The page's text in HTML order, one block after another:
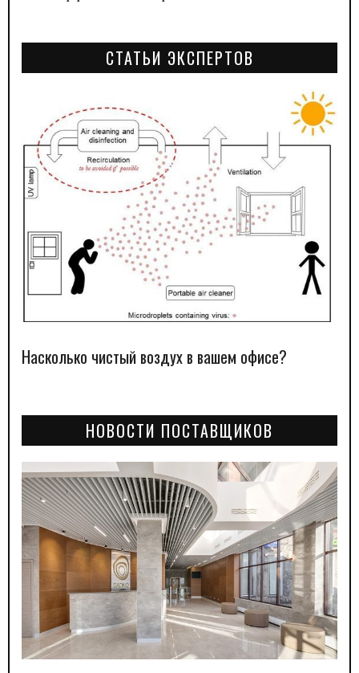
СТАТЬИ ЭКСПЕРТОВ
Насколько чистый воздух в вашем офисе?
НОВОСТИ ПОСТАВЩИКОВ